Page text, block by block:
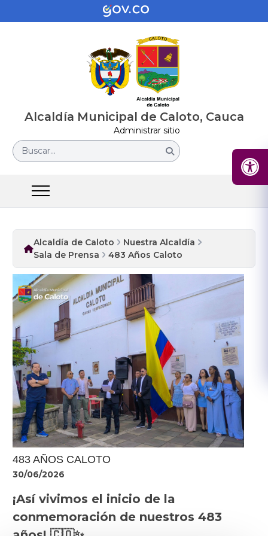
Alcaldía Municipal de Caloto, Cauca
Administrar sitio
Buscar...
Alcaldía de Caloto
Nuestra Alcaldía
Sala de Prensa
483 Años Caloto
483 AÑOS CALOTO
30/06/2026
¡Así vivimos el inicio de la
conmemoración de nuestros 483